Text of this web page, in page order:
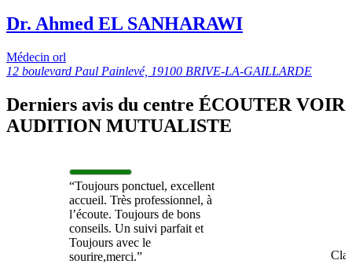
Dr. Ahmed EL SANHARAWI
Médecin orl
12 boulevard Paul Painlevé, 19100 BRIVE-LA-GAILLARDE
Derniers avis du centre ÉCOUTER VOIR
AUDITION MUTUALISTE
“Toujours ponctuel, excellent
accueil. Très professionnel, à
l’écoute. Toujours de bons
conseils. Un suivi parfait et
Toujours avec le
sourire,merci.”